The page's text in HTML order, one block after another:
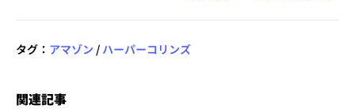
タグ： アマゾン / ハーパーコリンズ
関連記事